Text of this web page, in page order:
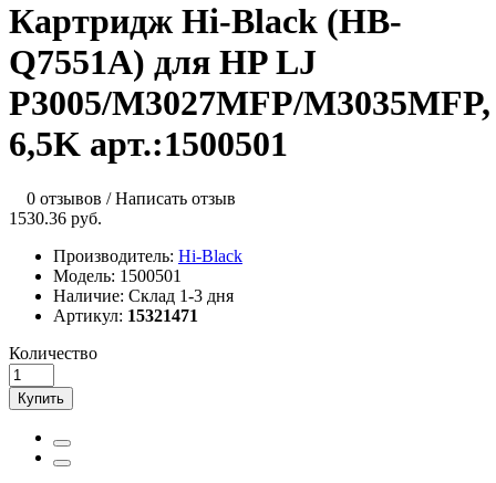
Картридж Hi-Black (HB-
Q7551A) для HP LJ
P3005/M3027MFP/M3035MFP,
6,5K арт.:1500501
0 отзывов /Написать отзыв
1530.36 руб.
Производитель: Hi-Black
Модель: 1500501
Наличие: Склад 1-3 дня
Артикул: 15321471
Количество
Купить